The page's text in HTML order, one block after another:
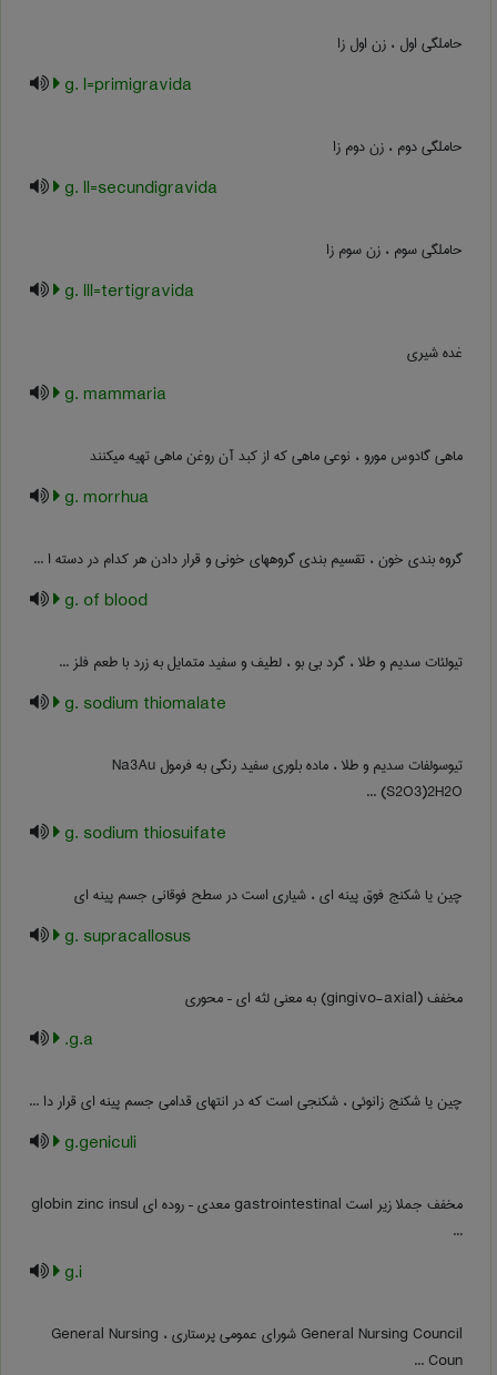
حاملگی اول ، زن اول زا
g. l=primigravida
حاملگی دوم ، زن دوم زا
g. ll=secundigravida
حاملگی سوم ، زن سوم زا
g. lll=tertigravida
غده شیری
g. mammaria
ماهی گادوس مورو ، نوعی ماهی که از کبد آن روغن ماهی تهیه میکنند
g. morrhua
گروه بندی خون ، تقسیم بندی گروههای خونی و قرار دادن هر کدام در دسته ا ...
g. of blood
تیولئات سدیم و طلا ، گرد بی بو ، لطیف و سفید متمایل به زرد با طعم فلز ...
g. sodium thiomalate
تیوسولفات سدیم و طلا ، ماده بلوری سفید رنگی به فرمول Na3Au
(S2O3)2H2O ...
g. sodium thiosuifate
چین یا شکنج فوق پینه ای ، شیاری است در سطح فوقانی جسم پینه ای
g. supracallosus
مخفف (gingivo-axial) به معنی لثه ای – محوری
g.a.
چین یا شکنج زانوئی ، شکنجی است که در انتهای قدامی جسم پینه ای قرار دا ...
g.geniculi
مخفف جملا زیر است gastrointestinal معدی – روده ای globin zinc insul
...
g.i
General Nursing Council شورای عمومی پرستاری ، ‎ General Nursing
Coun ...